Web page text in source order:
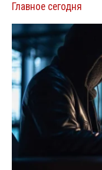
Главное сегодня